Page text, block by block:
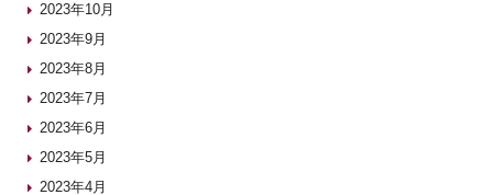
2023年10月
2023年9月
2023年8月
2023年7月
2023年6月
2023年5月
2023年4月